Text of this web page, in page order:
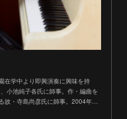
在学中より即興演奏に興味を持
小池純子各氏に師事。作・編曲を
故・寺島尚彦氏に師事。2004年…